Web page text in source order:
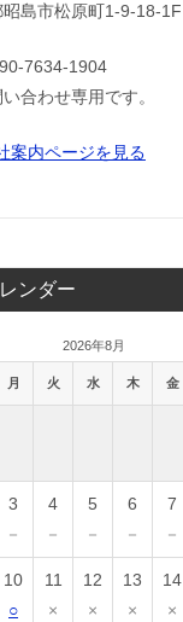
島市松原町1-9‐18‐1F
7634-1904
合わせ専用です。
案内ページを見る
ンダー
2026年8月
月 火 水 木 金
3
－
4
－
5
－
6
－
7
－
10
○
11
×
12
×
13
×
14
×